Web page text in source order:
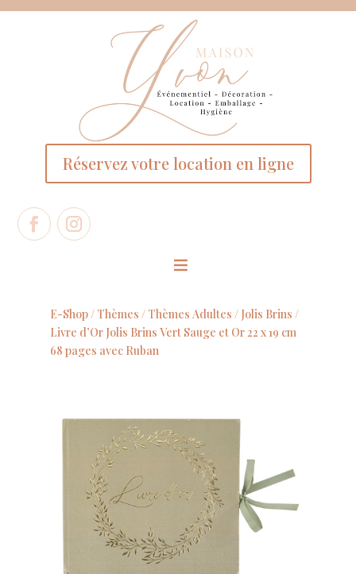
Réservez votre location en ligne
E-Shop / Thèmes / Thèmes Adultes / Jolis Brins /
Livre d’Or Jolis Brins Vert Sauge et Or 22 x 19 cm
68 pages avec Ruban
Panneau de gestion des cookies